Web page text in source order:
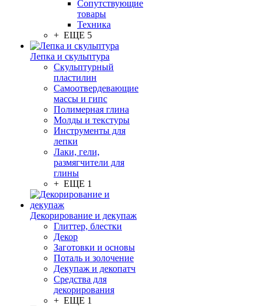
Сопутствующие
товары
Техника
+ ЕЩЕ 5
Лепка и скульптура
Скульптурный
пластилин
Самоотвердевающие
массы и гипс
Полимерная глина
Молды и текстуры
Инструменты для
лепки
Лаки, гели,
размягчители для
глины
+ ЕЩЕ 1
Декорирование и декупаж
Глиттер, блестки
Декор
Заготовки и основы
Поталь и золочение
Декупаж и декопатч
Средства для
декорирования
+ ЕЩЕ 1